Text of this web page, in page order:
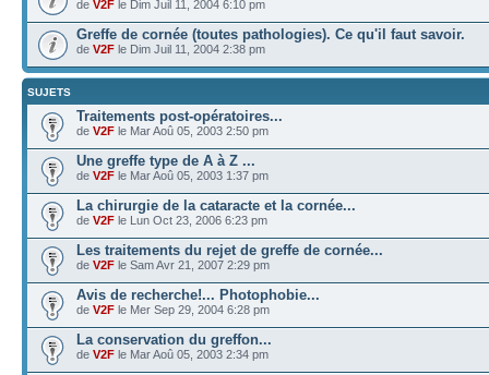
de V2F le Dim Juil 11, 2004 6:10 pm
Greffe de cornée (toutes pathologies). Ce qu'il faut savoir.
de V2F le Dim Juil 11, 2004 2:38 pm
SUJETS
Traitements post-opératoires...
de V2F le Mar Aoû 05, 2003 2:50 pm
Une greffe type de A à Z ...
de V2F le Mar Aoû 05, 2003 1:37 pm
La chirurgie de la cataracte et la cornée...
de V2F le Lun Oct 23, 2006 6:23 pm
Les traitements du rejet de greffe de cornée...
de V2F le Sam Avr 21, 2007 2:29 pm
Avis de recherche!... Photophobie...
de V2F le Mer Sep 29, 2004 6:28 pm
La conservation du greffon...
de V2F le Mar Aoû 05, 2003 2:34 pm